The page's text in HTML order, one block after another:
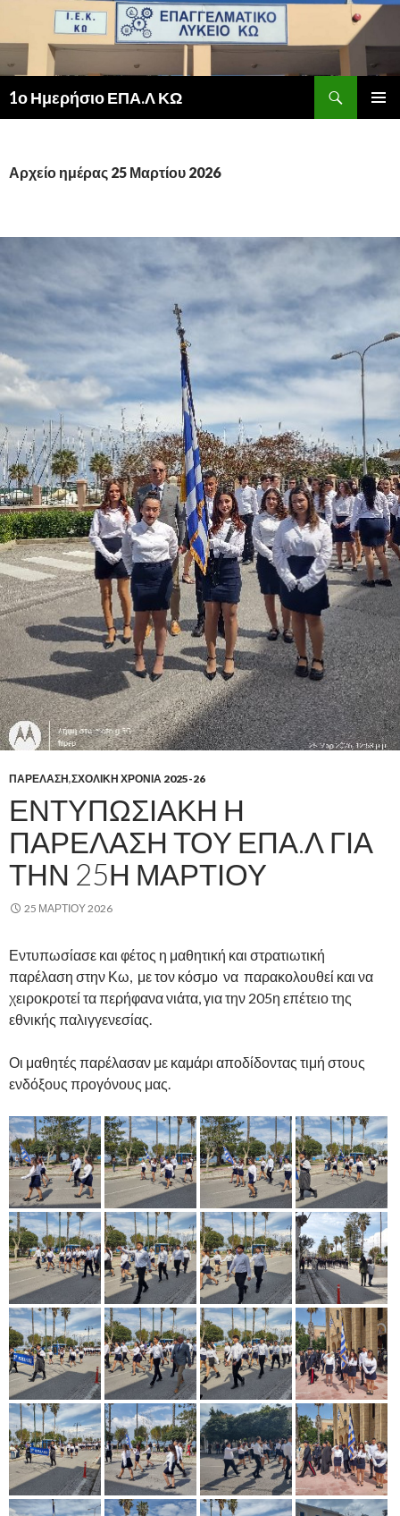
1ο Ημερήσιο ΕΠΑ.Λ ΚΩ
Αρχείο ημέρας 25 Μαρτίου 2026
ΠΑΡΕΛΑΣΗ,ΣΧΟΛΙΚΗ ΧΡΟΝΙΑ 2025-26
ΕΝΤΥΠΩΣΙΑΚΉ Η
ΠΑΡΈΛΑΣΗ ΤΟΥ ΕΠΑ.Λ ΓΙΑ
ΤΗΝ 25Η ΜΑΡΤΊΟΥ
25 ΜΑΡΤΊΟΥ 2026
Εντυπωσίασε και φέτος η μαθητική και στρατιωτική
παρέλαση στην Κω, με τον κόσμο να παρακολουθεί και να
χειροκροτεί τα περήφανα νιάτα, για την 205η επέτειο της
εθνικής παλιγγενεσίας.
Οι μαθητές παρέλασαν με καμάρι αποδίδοντας τιμή στους
ενδόξους προγόνους μας.